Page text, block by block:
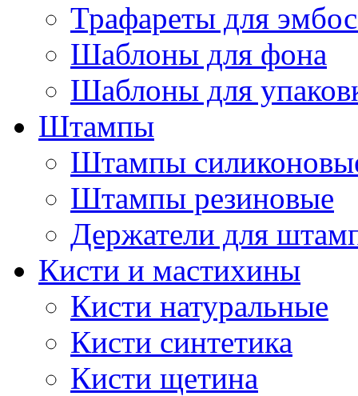
Трафареты для
Шаблоны для фона
Шаблоны для
Штампы
Штампы
Штампы резиновые
Держатели для
Кисти и мастихины
Кисти натуральные
Кисти синтетика
Кисти щетина